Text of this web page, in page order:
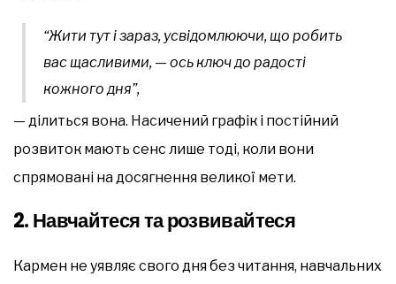
“Жити тут і зараз, усвідомлюючи, що робить
вас щасливими, — ось ключ до радості
кожного дня”,
— ділиться вона. Насичений графік і постійний
розвиток мають сенс лише тоді, коли вони
спрямовані на досягнення великої мети.
2.Навчайтеся та розвивайтеся
Кармен не уявляє свого дня без читання, навчальних